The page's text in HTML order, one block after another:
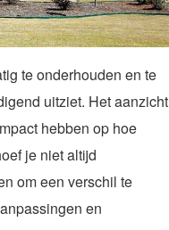
te onderhouden en te
uitziet. Het aanzicht
hebben op hoe
je niet altijd
om een verschil te
en